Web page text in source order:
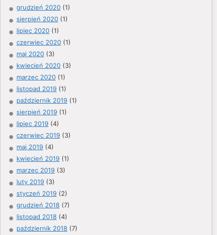
grudzień 2020 (1)
sierpień 2020 (1)
lipiec 2020 (1)
czerwiec 2020 (1)
maj 2020 (3)
kwiecień 2020 (3)
marzec 2020 (1)
listopad 2019 (1)
październik 2019 (1)
sierpień 2019 (1)
lipiec 2019 (4)
czerwiec 2019 (3)
maj 2019 (4)
kwiecień 2019 (1)
marzec 2019 (3)
luty 2019 (3)
styczeń 2019 (2)
grudzień 2018 (7)
listopad 2018 (4)
październik 2018 (7)